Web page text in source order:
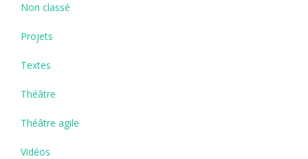
Non classé
Projets
Textes
Théâtre
Théâtre agile
Vidéos